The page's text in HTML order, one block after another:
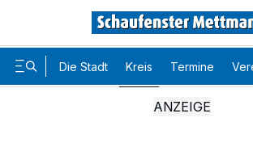
Die Stadt Kreis Termine